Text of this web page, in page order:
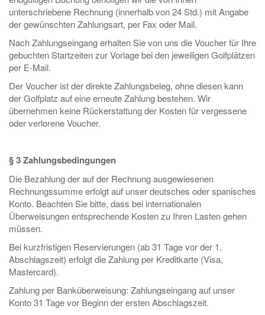
unterschriebene Rechnung (innerhalb von 24 Std.) mit Angabe
der gewünschten Zahlungsart, per Fax oder Mail.
Nach Zahlungseingang erhalten Sie von uns die Voucher für Ihre
gebuchten Startzeiten zur Vorlage bei den jeweiligen Golfplätzen
per E-Mail.
Der Voucher ist der direkte Zahlungsbeleg, ohne diesen kann
der Golfplatz auf eine erneute Zahlung bestehen. Wir
übernehmen keine Rückerstattung der Kosten für vergessene
oder verlorene Voucher.
§ 3 Zahlungsbedingungen
Die Bezahlung der auf der Rechnung ausgewiesenen
Rechnungssumme erfolgt auf unser deutsches oder spanisches
Konto. Beachten Sie bitte, dass bei internationalen
Überweisungen entsprechende Kosten zu Ihren Lasten gehen
müssen.
Bei kurzfristigen Reservierungen (ab 31 Tage vor der 1.
Abschlagszeit) erfolgt die Zahlung per Kreditkarte (Visa,
Mastercard).
Zahlung per Banküberweisung: Zahlungseingang auf unser
Konto 31 Tage vor Beginn der ersten Abschlagszeit.